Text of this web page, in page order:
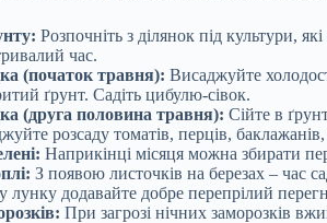
Розпочніть з ділянок під культури,
час.
(початок травня): Висаджуйте
ґрунт. Садіть цибулю-сівок.
(друга половина травня): Сійте в
розсаду томатів, перців,
Наприкінці місяця можна збирати
З появою листочків на березах – час
додавайте добре перепрілий
При загрозі нічних заморозків